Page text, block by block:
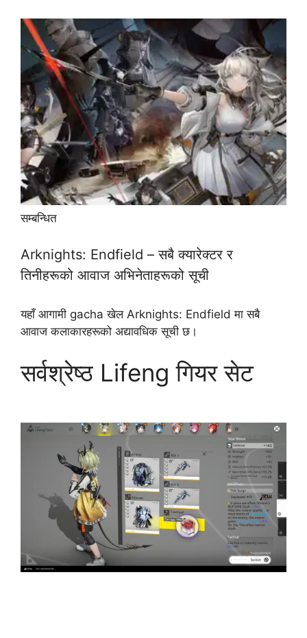
सम्बन्धित
Arknights: Endfield – सबै क्यारेक्टर र
तिनीहरूको आवाज अभिनेताहरूको सूची
यहाँ आगामी gacha खेल Arknights: Endfield मा सबै
आवाज कलाकारहरूको अद्यावधिक सूची छ।
सर्वश्रेष्ठ Lifeng गियर सेट